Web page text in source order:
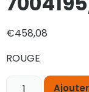
€458,08
ROUGE